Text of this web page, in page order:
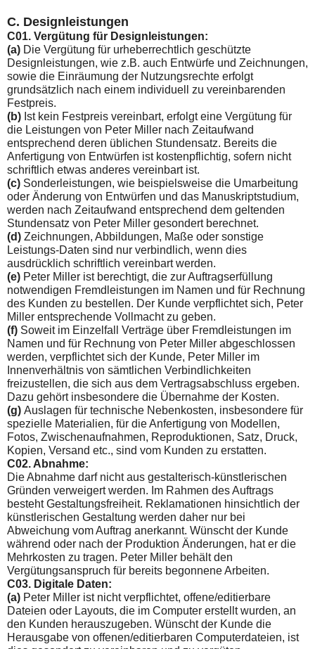
C. Designleistungen
C01. Vergütung für Designleistungen:
(a) Die Vergütung für urheberrechtlich geschützte
Designleis­tungen, wie z.B. auch Entwürfe und Zeichnungen,
sowie die Einräumung der Nutzungsrechte erfolgt
grundsätzlich nach einem individuell zu vereinbarenden
Festpreis.
(b) Ist kein Festpreis vereinbart, erfolgt eine Vergütung für
die Leistungen von Peter Miller nach Zeitaufwand
entsprechend deren üblichen Stundensatz. Bereits die
Anfertigung von Ent­würfen ist kostenpflichtig, sofern nicht
schriftlich etwas anderes vereinbart ist.
(c) Sonderleistungen, wie beispielsweise die Umarbeitung
oder Änderung von Entwürfen und das Manuskriptstudium,
werden nach Zeitaufwand entsprechend dem geltenden
Stundensatz von Peter Miller gesondert berechnet.
(d) Zeichnungen, Abbildungen, Maße oder sonstige
Leistungs-Daten sind nur verbindlich, wenn dies
ausdrücklich schriftlich vereinbart werden.
(e) Peter Miller ist berechtigt, die zur Auftragserfüllung
notwen­digen Fremdleistungen im Namen und für Rechnung
des Kunden zu bestellen. Der Kunde verpflichtet sich, Peter
Miller entspre­chende Vollmacht zu geben.
(f) Soweit im Einzelfall Verträge über Fremdleistungen im
Na­men und für Rechnung von Peter Miller abgeschlossen
werden, verpflichtet sich der Kunde, Peter Miller im
Innenverhältnis von sämtlichen Verbindlichkeiten
freizustellen, die sich aus dem Vertragsabschluss ergeben.
Dazu gehört insbesondere die Übernahme der Kosten.
(g) Auslagen für technische Nebenkosten, insbesondere für
spezielle Materialien, für die Anfertigung von Modellen,
Fotos, Zwischenaufnahmen, Reproduktionen, Satz, Druck,
Kopien, Versand etc., sind vom Kunden zu erstatten.
C02. Abnahme:
Die Abnahme darf nicht aus gestalterisch-künstlerischen
Gründen verweigert werden. Im Rahmen des Auftrags
besteht Gestaltungsfreiheit. Reklamationen hinsichtlich der
künstlerischen Gestaltung werden daher nur bei
Abweichung vom Auftrag an­erkannt. Wünscht der Kunde
während oder nach der Produktion Änderungen, hat er die
Mehrkosten zu tragen. Peter Miller behält den
Vergütungsanspruch für bereits begonnene Arbeiten.
C03. Digitale Daten:
(a) Peter Miller ist nicht verpflichtet, offene/editierbare
Dateien oder Layouts, die im Computer erstellt wurden, an
den Kunden herauszugeben. Wünscht der Kunde die
Herausgabe von offenen/editierbaren Computerdateien, ist